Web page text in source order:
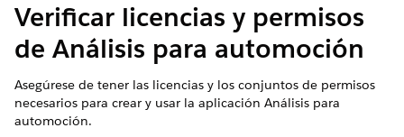
Verificar licencias y permisos
de Análisis para automoción
Asegúrese de tener las licencias y los conjuntos de permisos
necesarios para crear y usar la aplicación Análisis para
automoción.